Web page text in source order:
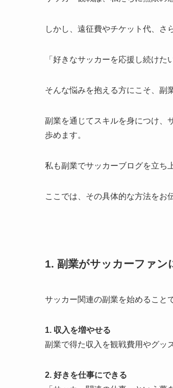
しかし、遠征費やチケット代、さ
「好きなサッカーを応援し続け
そんな悩みを抱える方にこそ、副
副業を通じてスキルを身につけ、
歩めます。
私も副業でサッカーブログを立ち
ここでは、その具体的な方法をお
1. 副業がサッカーファン
サッカー関連の副業を始めること
1. 収入を増やせる
副業で得た収入を観戦費用やグッ
2. 好きを仕事にできる